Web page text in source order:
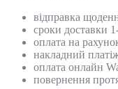
відправка
сроки доставки
оплата на
накладний
оплата онлайн
повернення